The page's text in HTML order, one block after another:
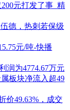
元打发了事_精
德，热刺若保级
元/吨-快播
润为4774.67万元
板块净流入超49
价49.63%，成交